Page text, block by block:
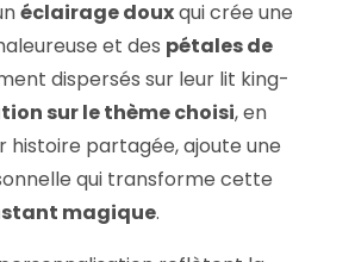
éclairage douxqui crée une
et des pétales de
dispersés sur leur lit king-
sur le thème choisi, en
histoire partagée, ajoute une
qui transforme cette
magique.